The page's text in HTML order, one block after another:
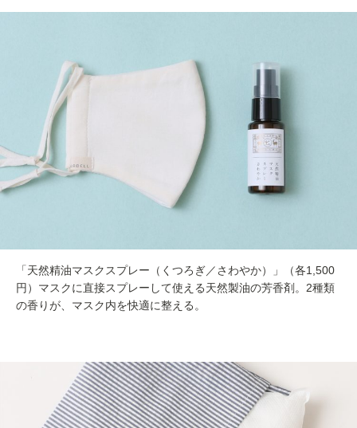
「天然精油マスクスプレー（くつろぎ／さわやか）」（各1,500
円）マスクに直接スプレーして使える天然製油の芳香剤。2種類
の香りが、マスク内を快適に整える。